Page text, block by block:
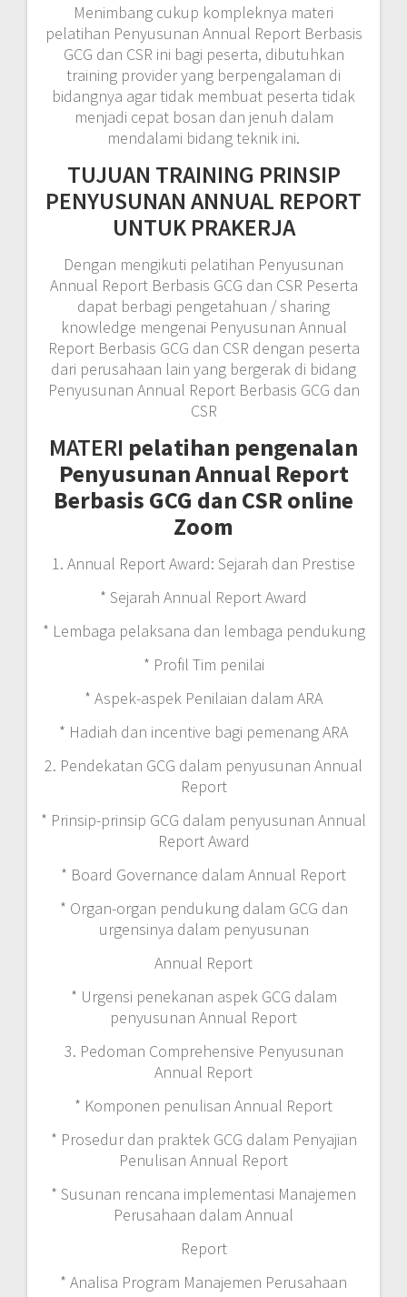
Menimbang cukup kompleknya materi
pelatihan Penyusunan Annual Report Berbasis
GCG dan CSR ini bagi peserta, dibutuhkan
training provider yang berpengalaman di
bidangnya agar tidak membuat peserta tidak
menjadi cepat bosan dan jenuh dalam
mendalami bidang teknik ini.
TUJUAN TRAINING PRINSIP
PENYUSUNAN ANNUAL REPORT
UNTUK PRAKERJA
Dengan mengikuti pelatihan Penyusunan
Annual Report Berbasis GCG dan CSR Peserta
dapat berbagi pengetahuan / sharing
knowledge mengenai Penyusunan Annual
Report Berbasis GCG dan CSR dengan peserta
dari perusahaan lain yang bergerak di bidang
Penyusunan Annual Report Berbasis GCG dan
CSR
MATERI pelatihan pengenalan
Penyusunan Annual Report
Berbasis GCG dan CSR online
Zoom
1. Annual Report Award: Sejarah dan Prestise
* Sejarah Annual Report Award
* Lembaga pelaksana dan lembaga pendukung
* Profil Tim penilai
* Aspek-aspek Penilaian dalam ARA
* Hadiah dan incentive bagi pemenang ARA
2. Pendekatan GCG dalam penyusunan Annual
Report
* Prinsip-prinsip GCG dalam penyusunan Annual
Report Award
* Board Governance dalam Annual Report
* Organ-organ pendukung dalam GCG dan
urgensinya dalam penyusunan
Annual Report
* Urgensi penekanan aspek GCG dalam
penyusunan Annual Report
3. Pedoman Comprehensive Penyusunan
Annual Report
* Komponen penulisan Annual Report
* Prosedur dan praktek GCG dalam Penyajian
Penulisan Annual Report
* Susunan rencana implementasi Manajemen
Perusahaan dalam Annual
Report
* Analisa Program Manajemen Perusahaan